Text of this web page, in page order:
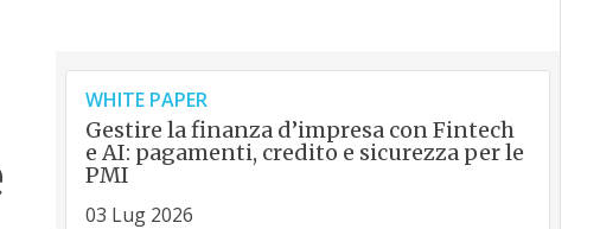
WHITE PAPER
Gestire la finanza d’impresa con Fintech
e AI: pagamenti, credito e sicurezza per le
PMI
03 Lug 2026